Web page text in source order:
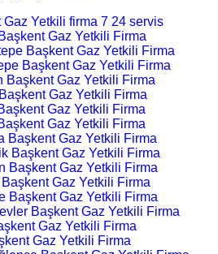
Yetkili firma 7 24 servis
Gaz Yetkili Firma
Başkent Gaz Yetkili Firma
Başkent Gaz Yetkili Firma
Başkent Gaz Yetkili Firma
Gaz Yetkili Firma
Gaz Yetkili Firma
Gaz Yetkili Firma
Başkent Gaz Yetkili Firma
Başkent Gaz Yetkili Firma
Başkent Gaz Yetkili Firma
Gaz Yetkili Firma
Başkent Gaz Yetkili Firma
Başkent Gaz Yetkili Firma
Gaz Yetkili Firma
Gaz Yetkili Firma